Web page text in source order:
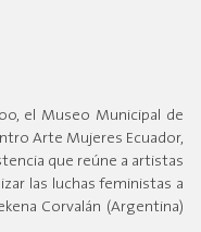
el Museo Municipal de
Arte Mujeres Ecuador,
que reúne a artistas
las luchas feministas a
Corvalán (Argentina)